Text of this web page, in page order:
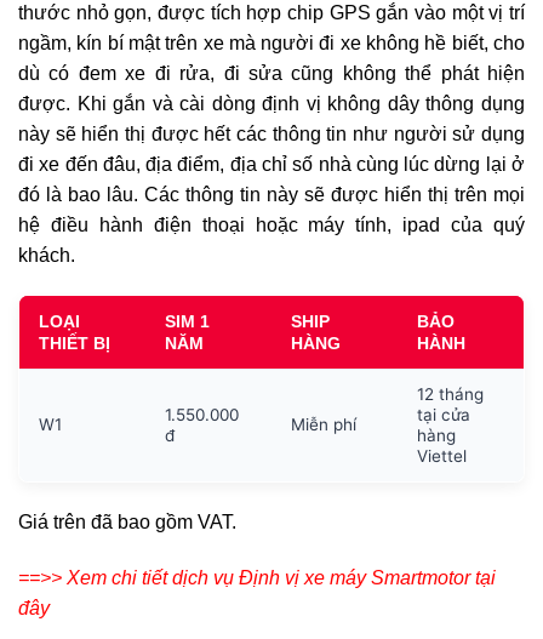
thước nhỏ gọn, được tích hợp chip GPS gắn vào một vị trí
ngầm, kín bí mật trên xe mà người đi xe không hề biết, cho
dù có đem xe đi rửa, đi sửa cũng không thể phát hiện
được. Khi gắn và cài dòng định vị không dây thông dụng
này sẽ hiển thị được hết các thông tin như người sử dụng
đi xe đến đâu, địa điểm, địa chỉ số nhà cùng lúc dừng lại ở
đó là bao lâu. Các thông tin này sẽ được hiển thị trên mọi
hệ điều hành điện thoại hoặc máy tính, ipad của quý
khách.
LOẠI
THIẾT BỊ
SIM 1
NĂM
SHIP
HÀNG
BẢO
HÀNH
W1
1.550.000
đ
Miễn phí
12 tháng
tại cửa
hàng
Viettel
Giá trên đã bao gồm VAT.
==>> Xem chi tiết dịch vụ Định vị xe máy Smartmotor tại
đây